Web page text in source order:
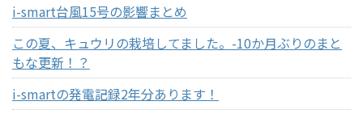
i-smart台風15号の影響まとめ
この夏、キュウリの栽培してました。-10か月ぶりのまと
もな更新！？
i-smartの発電記録2年分あります！